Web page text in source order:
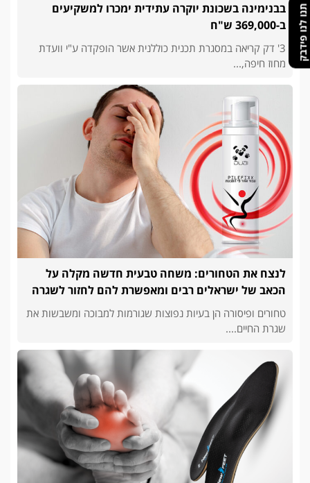
תנו לנו פידבק
בבנימינה בשכונת יוקרה עתידית ימכרו למשקיעים
ב-369,000 ש"ח
3' דק קריאה במסגרת תכנית כוללנית אשר הופקדה ע"י וועדת
מחוז חיפה,...
לנצח את הטחורים: משחה טבעית חדשה מקלה על
הכאב של ישראלים רבים ומאפשרת להם לחזור לשגרה
טחורים ופיסורה הן בעיות נפוצות שגורמות למבוכה ומשבשות את
שגרת החיים....